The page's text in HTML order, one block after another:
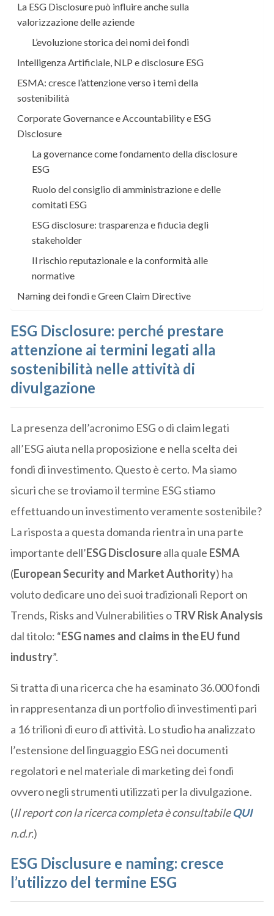
La ESG Disclosure può influire anche sulla
valorizzazione delle aziende
L’evoluzione storica dei nomi dei fondi
Intelligenza Artificiale, NLP e disclosure ESG
ESMA: cresce l’attenzione verso i temi della
sostenibilità
Corporate Governance e Accountability e ESG
Disclosure
La governance come fondamento della disclosure
ESG
Ruolo del consiglio di amministrazione e delle
comitati ESG
ESG disclosure: trasparenza e fiducia degli
stakeholder
Il rischio reputazionale e la conformità alle
normative
Naming dei fondi e Green Claim Directive
ESG Disclosure: perché prestare
attenzione ai termini legati alla
sostenibilità nelle attività di
divulgazione
La presenza dell’acronimo ESG o di claim legati
all’ESG aiuta nella proposizione e nella scelta dei
fondi di investimento. Questo è certo. Ma siamo
sicuri che se troviamo il termine ESG stiamo
effettuando un investimento veramente sostenibile?
La risposta a questa domanda rientra in una parte
importante dell’ESG Disclosurealla quale ESMA
(European Security and Market Authority) ha
voluto dedicare uno dei suoi tradizionali Report on
Trends, Risks and Vulnerabilities oTRV Risk Analysis
dal titolo: “ESG names and claims in the EU fund
industry”.
Si tratta di una ricerca che ha esaminato 36.000 fondi
in rappresentanza di un portfolio di investimenti pari
a 16 trilioni di euro di attività. Lo studio ha analizzato
l’estensione del linguaggio ESG nei documenti
regolatori e nel materiale di marketing dei fondi
ovvero negli strumenti utilizzati per la divulgazione.
(Il report con la ricerca completa è consultabileQUI
n.d.r.)
ESG Disclusure e naming: cresce
l’utilizzo del termine ESG